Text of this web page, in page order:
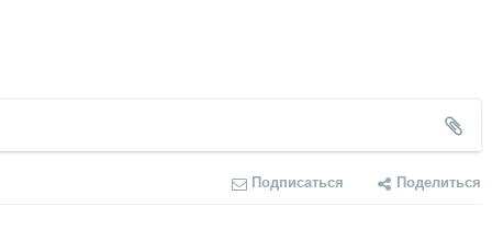
Подписаться Поделиться